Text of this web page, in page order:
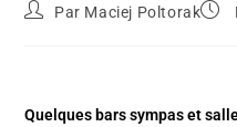
Par Maciej Poltorak
Quelques bars sympas et